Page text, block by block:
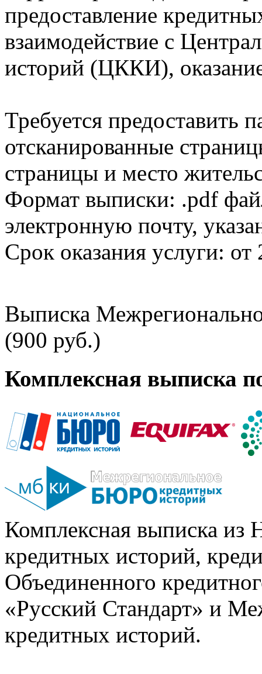
предоставление
взаимодействие с
историй (ЦККИ),
Требуется предоставить
отсканированные
страницы и место
Формат выписки: .pdf
электронную почту,
Срок оказания услуги: от
Выписка
(900 руб.)
Комплексная выписка
Комплексная выписка из
кредитных историй,
Объединенного
«Русский Стандарт» и
кредитных историй.